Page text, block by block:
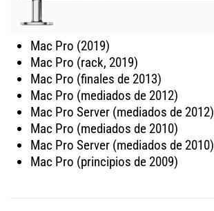
Mac Pro (2019)
Mac Pro (rack, 2019)
Mac Pro (finales de 2013)
Mac Pro (mediados de 2012)
Mac Pro Server (mediados de 2012)
Mac Pro (mediados de 2010)
Mac Pro Server (mediados de 2010)
Mac Pro (principios de 2009)